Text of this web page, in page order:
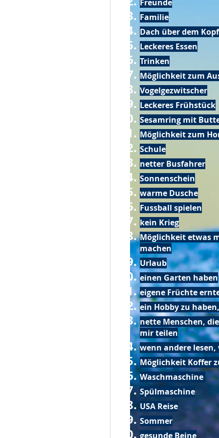
Freunde
Familie
Dach über dem Kopf
Leckeres Essen
Trinken
Möglichkeit zum
Vogelgezwitscher
Leckeres Frühstück
Sesamring mit
Möglichkeit zum
Schule
netter Busfahrer
Sonnenschein
warme Dusche
Fussball spielen
kein Krieg
Möglichkeit etwas
machen
Urlaub
einen Garten haben
eigene Früchte
ein Hobby zu
nette Menschen,
mir teilen
wenn andere lesen,
Möglichkeit Koffer
Waschmaschine
Spülmaschine
USA Reise
Sommer
gesunde Beine